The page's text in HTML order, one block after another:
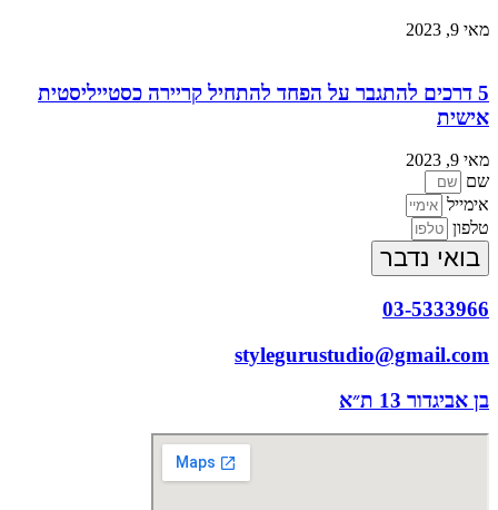
מאי 9, 2023
5 דרכים להתגבר על הפחד להתחיל קריירה כסטייליסטית
אישית
מאי 9, 2023
שם
אימייל
טלפון
בואי נדבר
03-5333966
stylegurustudio@gmail.com
בן אביגדור 13 ת״א